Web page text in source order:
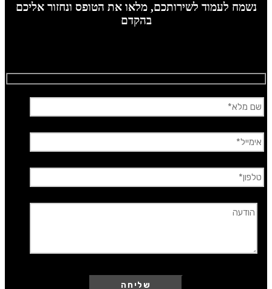
נשמח לעמוד לשירותכם, מלאו את הטופס ונחזור אליכם
בהקדם
*שם מלא
*אימייל
*טלפון
הודעה